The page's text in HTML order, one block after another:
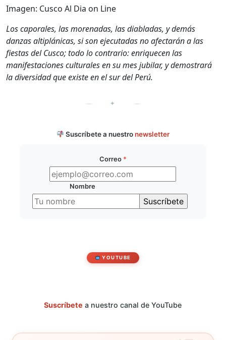
Imagen: Cusco Al Dia on Line
Los caporales, las morenadas, las diabladas, y demás
danzas altiplánicas, si son ejecutadas no afectarán a las
fiestas del Cusco; todo lo contrario: enriquecen las
manifestaciones culturales en su mes jubilar, y demostrará
la diversidad que existe en el sur del Perú.
✦
Suscríbete a nuestro newsletter
Correo *
Nombre
YOUTUBE
Suscríbete a nuestro canal de YouTube